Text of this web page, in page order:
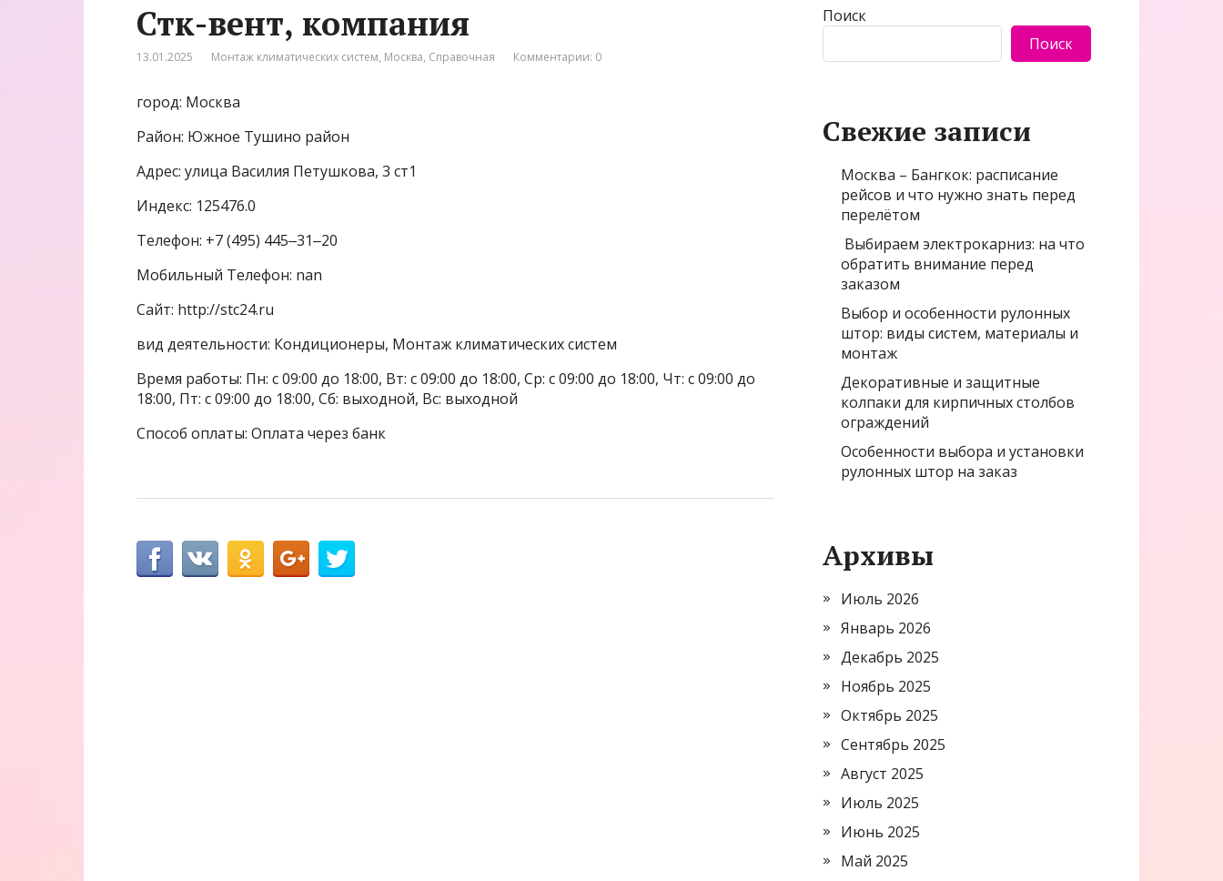
Стк-вент, компания
13.01.2025 Монтаж климатических систем, Москва, Справочная Комментарии: 0
город: Москва
Район: Южное Тушино район
Адрес: улица Василия Петушкова, 3 ст1
Индекс: 125476.0
Телефон: +7 (495) 445‒31‒20
Мобильный Телефон: nan
Сайт: http://stc24.ru
вид деятельности: Кондиционеры, Монтаж климатических систем
Время работы: Пн: с 09:00 до 18:00, Вт: с 09:00 до 18:00, Ср: с 09:00 до 18:00, Чт: с 09:00 до
18:00, Пт: с 09:00 до 18:00, Сб: выходной, Вс: выходной
Способ оплаты: Оплата через банк
Поиск
Поиск
Свежие записи
Москва – Бангкок: расписание
рейсов и что нужно знать перед
перелётом
Выбираем электрокарниз: на что
обратить внимание перед
заказом
Выбор и особенности рулонных
штор: виды систем, материалы и
монтаж
Декоративные и защитные
колпаки для кирпичных столбов
ограждений
Особенности выбора и установки
рулонных штор на заказ
Архивы
Июль 2026
Январь 2026
Декабрь 2025
Ноябрь 2025
Октябрь 2025
Сентябрь 2025
Август 2025
Июль 2025
Июнь 2025
Май 2025